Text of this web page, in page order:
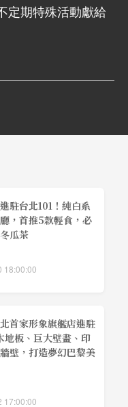
定期特殊活動獻給
駐台北101！純白系
，首推5款輕食，必
瓜茶
18:00:00
首家形象旗艦店進駐
地板、巨大壁畫、印
壁，打造夢幻巴黎美
17:00:00